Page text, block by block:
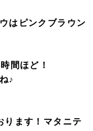
はピンクブラウン
間ほど！
♪
ります！マタニテ